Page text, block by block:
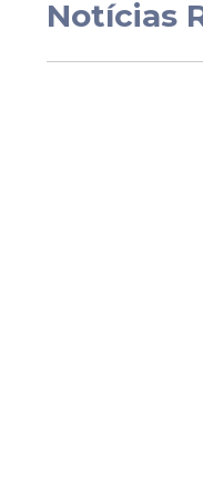
Veja
O valor
nova
Notícias